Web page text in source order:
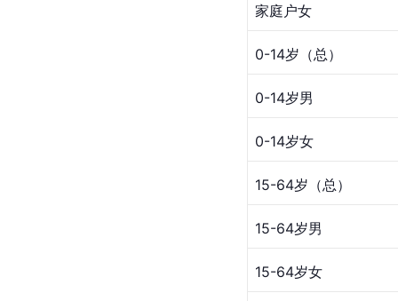
家庭户女
0-14岁（总）
0-14岁男
0-14岁女
15-64岁（总）
15-64岁男
15-64岁女